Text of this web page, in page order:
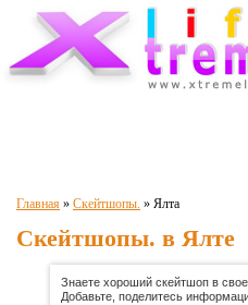
Главная » Скейтшопы. » Ялта
Скейтшопы. в Ялте
Знаете хороший скейтшоп в
Добавьте, поделитесь